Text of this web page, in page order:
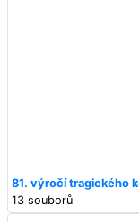
81. výročí tragického
13 souborů